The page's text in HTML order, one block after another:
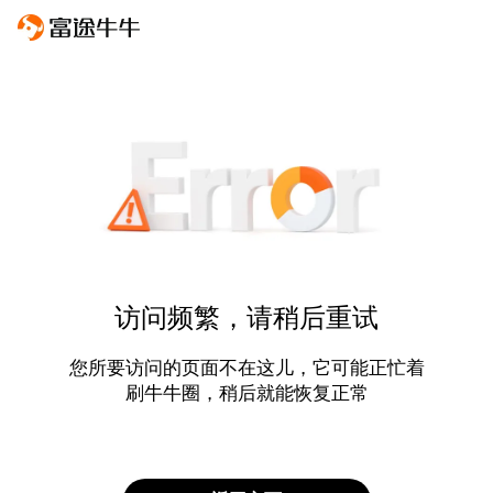
访问频繁，请稍后重试
您所要访问的页面不在这儿，它可能正忙着
刷牛牛圈，稍后就能恢复正常